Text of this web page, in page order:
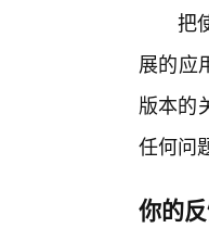
把
展的应
版本的
任何问
你的